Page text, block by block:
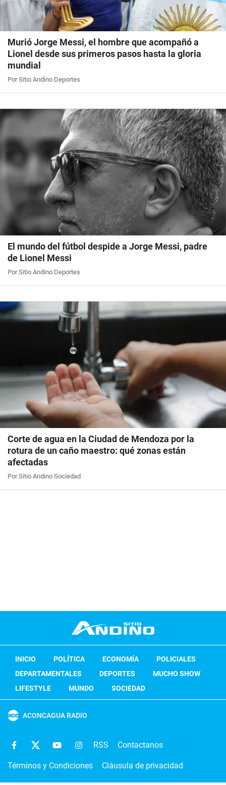
Murió Jorge Messi, el hombre que acompañó a
Lionel desde sus primeros pasos hasta la gloria
mundial
Por Sitio Andino Deportes
El mundo del fútbol despide a Jorge Messi, padre
de Lionel Messi
Por Sitio Andino Deportes
Corte de agua en la Ciudad de Mendoza por la
rotura de un caño maestro: qué zonas están
afectadas
Por Sitio Andino Sociedad
INICIO POLÍTICA ECONOMÍA
POLICIALES
DEPARTAMENTALES
DEPORTES
MUCHO SHOW
LIFESTYLE
MUNDO SOCIEDAD
ACONCAGUA RADIO
RSS Contactanos
Términos y Condiciones Cláusula de privacidad